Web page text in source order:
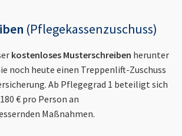
(Pflegekassenzuschuss)
kostenloses Musterschreiben herunter
noch heute einen Treppenlift-Zuschuss
Ab Pflegegrad 1 beteiligt sich
€ pro Person an
Maßnahmen.